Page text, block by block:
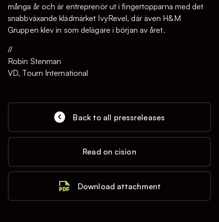
många år och är entreprenör ut i fingertopparna med det
snabbväxande klädmärket IvyRevel, där även H&M
Gruppen klev in som delägare i början av året.
//
Robin Stenman
VD, Tourn International
Back to all pressreleases
Read on cision
Download attachment